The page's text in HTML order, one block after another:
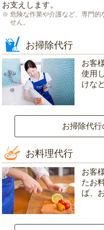
お支えします。
危険な作業や介護など、専門的
せん。
お掃除代行
お客
使用
けな
お掃除代
お料理代行
お客
たお
ば、